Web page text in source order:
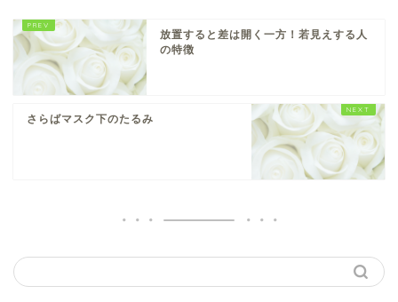
放置すると差は開く一方！若見えする人
の特徴
さらばマスク下のたるみ